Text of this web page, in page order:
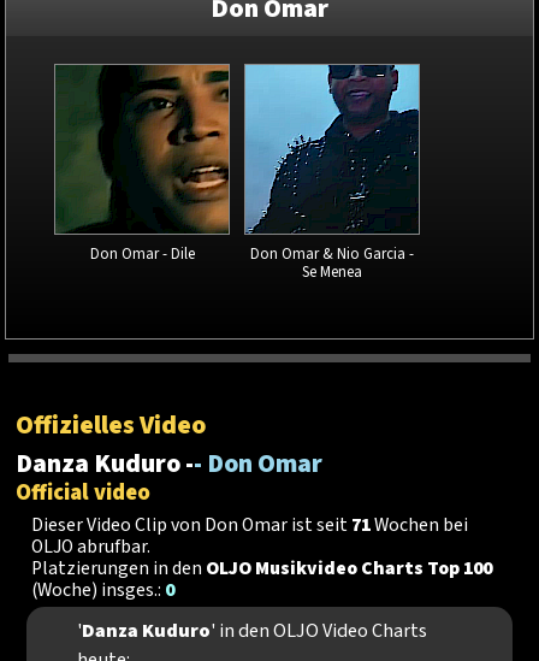
Don Omar
Don Omar - Dile
Don Omar & Nio Garcia -
Se Menea
Offizielles Video
Danza Kuduro -- Don Omar
Official video
Dieser Video Clip von Don Omar ist seit71Wochen bei
OLJO abrufbar.
Platzierungen in den OLJO Musikvideo Charts Top 100
(Woche) insges.: 0
'Danza Kuduro' in den OLJO Video Charts